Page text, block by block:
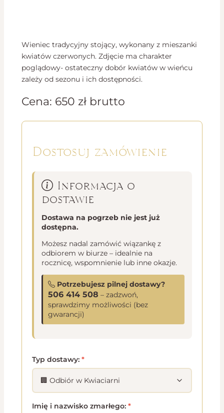
Wieniec tradycyjny stojący, wykonany z mieszanki
kwiatów czerwonych. Zdjęcie ma charakter
poglądowy- ostateczny dobór kwiatów w wieńcu
zależy od sezonu i ich dostępności.
Cena: 650 zł brutto
Dostosuj zamówienie
Informacja o
dostawie
Dostawa na pogrzeb nie jest już
dostępna.
Możesz nadal zamówić wiązankę z
odbiorem w biurze – idealnie na
rocznicę, wspomnienie lub inne okazje.
Potrzebujesz pilnej dostawy?
506 414 508 – zadzwoń,
sprawdzimy możliwości (bez
gwarancji)
Typ dostawy: *
Imię i nazwisko zmarłego: *